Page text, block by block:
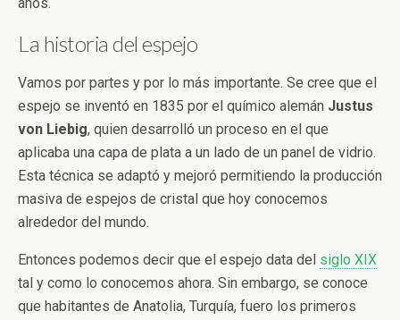
La historia del espejo
Vamos por partes y por lo más importante. Se cree que el
espejo se inventó en 1835 por el químico alemán Justus
von Liebig, quien desarrolló un proceso en el que
aplicaba una capa de plata a un lado de un panel de vidrio.
Esta técnica se adaptó y mejoró permitiendo la producción
masiva de espejos de cristal que hoy conocemos
alrededor del mundo.
Entonces podemos decir que el espejo data del siglo XIX
tal y como lo conocemos ahora. Sin embargo, se conoce
que habitantes de Anatolia, Turquía, fuero los primeros